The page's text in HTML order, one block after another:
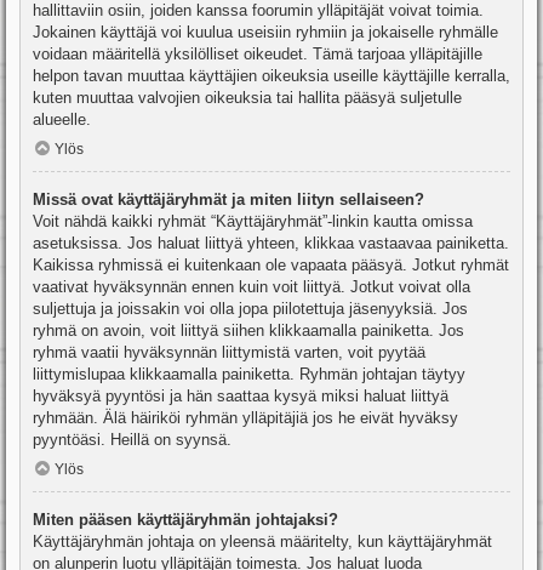
hallittaviin osiin, joiden kanssa foorumin ylläpitäjät voivat toimia.
Jokainen käyttäjä voi kuulua useisiin ryhmiin ja jokaiselle ryhmälle
voidaan määritellä yksilölliset oikeudet. Tämä tarjoaa ylläpitäjille
helpon tavan muuttaa käyttäjien oikeuksia useille käyttäjille kerralla,
kuten muuttaa valvojien oikeuksia tai hallita pääsyä suljetulle
alueelle.
Ylös
Missä ovat käyttäjäryhmät ja miten liityn sellaiseen?
Voit nähdä kaikki ryhmät “Käyttäjäryhmät”-linkin kautta omissa
asetuksissa. Jos haluat liittyä yhteen, klikkaa vastaavaa painiketta.
Kaikissa ryhmissä ei kuitenkaan ole vapaata pääsyä. Jotkut ryhmät
vaativat hyväksynnän ennen kuin voit liittyä. Jotkut voivat olla
suljettuja ja joissakin voi olla jopa piilotettuja jäsenyyksiä. Jos
ryhmä on avoin, voit liittyä siihen klikkaamalla painiketta. Jos
ryhmä vaatii hyväksynnän liittymistä varten, voit pyytää
liittymislupaa klikkaamalla painiketta. Ryhmän johtajan täytyy
hyväksyä pyyntösi ja hän saattaa kysyä miksi haluat liittyä
ryhmään. Älä häiriköi ryhmän ylläpitäjiä jos he eivät hyväksy
pyyntöäsi. Heillä on syynsä.
Ylös
Miten pääsen käyttäjäryhmän johtajaksi?
Käyttäjäryhmän johtaja on yleensä määritelty, kun käyttäjäryhmät
on alunperin luotu ylläpitäjän toimesta. Jos haluat luoda